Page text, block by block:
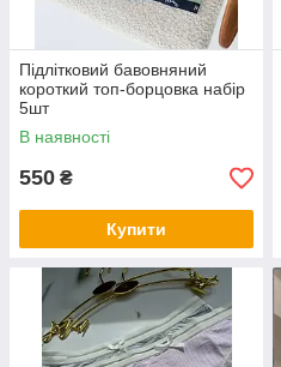
Підлітковий бавовняний
короткий топ-борцовка набір
5шт
В наявності
550 ₴
Купити